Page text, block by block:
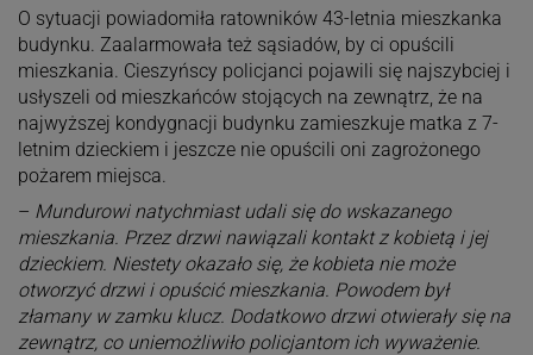
O sytuacji powiadomiła ratowników 43-letnia mieszkanka
budynku. Zaalarmowała też sąsiadów, by ci opuścili
mieszkania. Cieszyńscy policjanci pojawili się najszybciej i
usłyszeli od mieszkańców stojących na zewnątrz, że na
najwyższej kondygnacji budynku zamieszkuje matka z 7-
letnim dzieckiem i jeszcze nie opuścili oni zagrożonego
pożarem miejsca.
– Mundurowi natychmiast udali się do wskazanego
mieszkania. Przez drzwi nawiązali kontakt z kobietą i jej
dzieckiem. Niestety okazało się, że kobieta nie może
otworzyć drzwi i opuścić mieszkania. Powodem był
złamany w zamku klucz. Dodatkowo drzwi otwierały się na
zewnątrz, co uniemożliwiło policjantom ich wyważenie.